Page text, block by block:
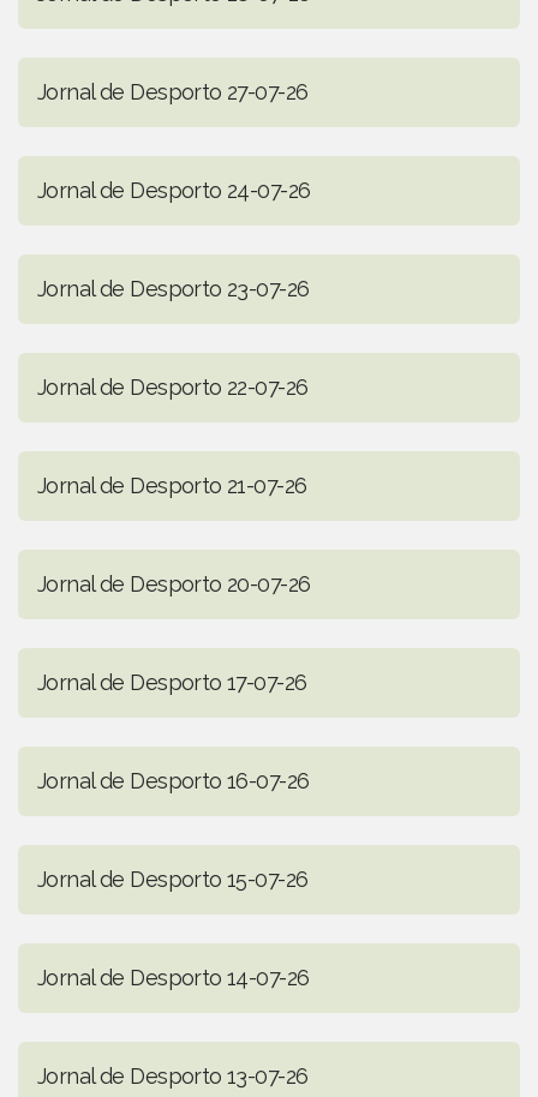
Jornal de Desporto 27-07-26
Jornal de Desporto 24-07-26
Jornal de Desporto 23-07-26
Jornal de Desporto 22-07-26
Jornal de Desporto 21-07-26
Jornal de Desporto 20-07-26
Jornal de Desporto 17-07-26
Jornal de Desporto 16-07-26
Jornal de Desporto 15-07-26
Jornal de Desporto 14-07-26
Jornal de Desporto 13-07-26